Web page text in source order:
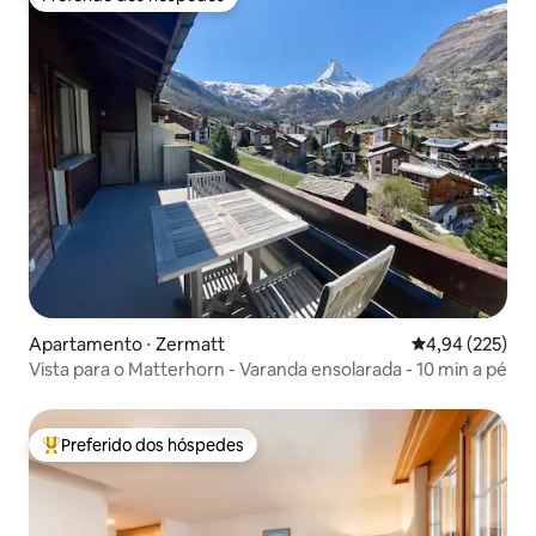
Preferido dos hóspedes
Apartamento ⋅ Zermatt 4,94 de uma
4,94 (225)
Vista para o Matterhorn - Varanda ensolarada - 10 min a pé
Entre os melhores preferidos dos hóspedes
Preferido dos hóspedes